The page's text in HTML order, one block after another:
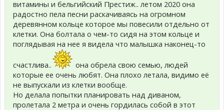
витамины и бельгийский Престиж.. летом 2020 она
радостно пела песни раскачиваясь на огромном
деревянном кольце которое мы повесили отдельно от
клетки. Она болтала о чем-то сидя на этом кольце и
поглядывая на нее я видела что малышка наконец-то
счастлива..
она обрела свою семью, людей
которые ее очень любят. Она плохо летала, видимо её
не выпускали из клетки вообще.
Но делала попытки планировать над диваном,
пролетала 2 метра и очень гордилась собой в этот